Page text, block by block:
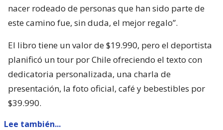
nacer rodeado de personas que han sido parte de
este camino fue, sin duda, el mejor regalo”.
El libro tiene un valor de $19.990, pero el deportista
planificó un tour por Chile ofreciendo el texto con
dedicatoria personalizada, una charla de
presentación, la foto oficial, café y bebestibles por
$39.990.
Lee también...